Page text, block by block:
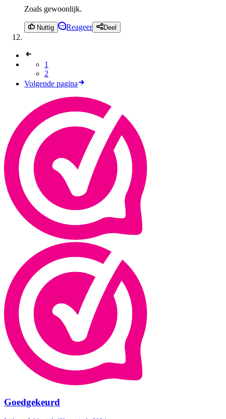
Zoals gewoonlijk.
Nuttig Reageer Deel
1
2
Volgende pagina
Goedgekeurd